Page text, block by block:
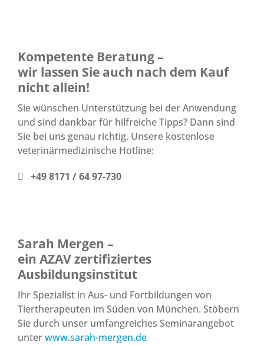
Kompetente Beratung –
wir lassen Sie auch nach dem Kauf
nicht allein!
Sie wünschen Unterstützung bei der Anwendung
und sind dankbar für hilfreiche Tipps? Dann sind
Sie bei uns genau richtig. Unsere kostenlose
veterinärmedizinische Hotline:
+49 8171 / 64 97-730
Sarah Mergen –
ein AZAV zertifiziertes
Ausbildungsinstitut
Ihr Spezialist in Aus- und Fortbildungen von
Tiertherapeuten im Süden von München. Stöbern
Sie durch unser umfangreiches Seminarangebot
unterwww.sarah-mergen.de